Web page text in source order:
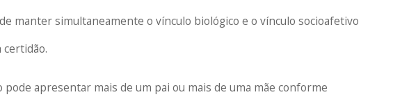
manter simultaneamente o vínculo biológico e o vínculo socioafetivo
pode apresentar mais de um pai ou mais de uma mãe conforme